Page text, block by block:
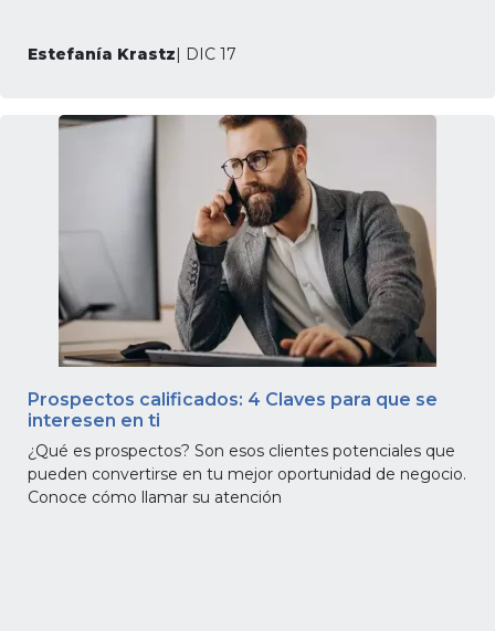
Estefanía Krastz| DIC 17
Prospectos calificados: 4 Claves para que se
interesen en ti
¿Qué es prospectos? Son esos clientes potenciales que
pueden convertirse en tu mejor oportunidad de negocio.
Conoce cómo llamar su atención